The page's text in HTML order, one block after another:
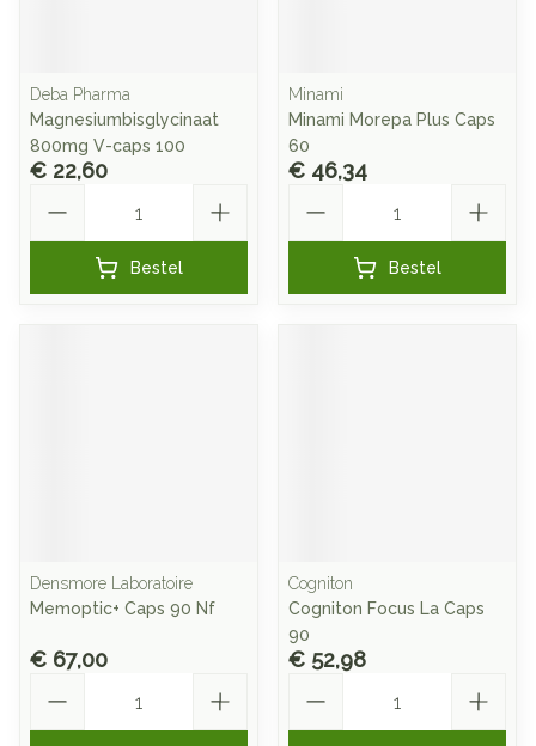
Deba Pharma
Magnesiumbisglycinaat
800mg V-caps 100
€ 22,60
Bestel
Minami
Minami Morepa Plus Caps
60
€ 46,34
Bestel
Densmore Laboratoire
Memoptic+ Caps 90 Nf
€ 67,00
Cogniton
Cogniton Focus La Caps
90
€ 52,98